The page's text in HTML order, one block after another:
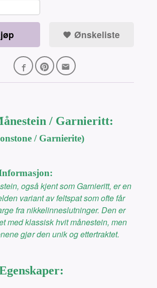
Ønskeliste
/ Garnieritt:
/ Garnierite)
også kjent som Garnieritt, er en
variant av feltspat som ofte får
fra nikkelinneslutninger. Den er
med klassisk hvit månestein, men
gjør den unik og ettertraktet.